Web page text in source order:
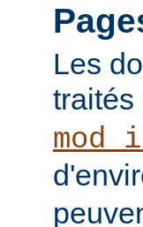
Les
traités